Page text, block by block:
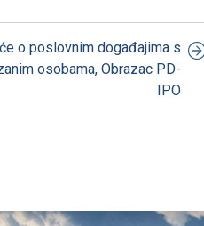
o poslovnim događajima s
osobama, Obrazac PD-
IPO